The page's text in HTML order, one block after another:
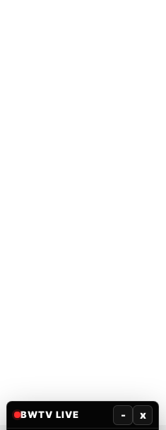
BWTV LIVE - x